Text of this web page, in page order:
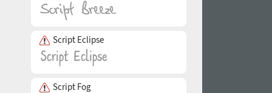
Script Eclipse
Script Fog